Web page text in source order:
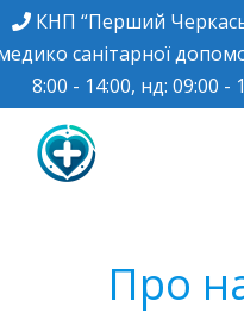
КНП “Перший
санітарної
8:00 - 14:00, нд: 09:00 -
Про